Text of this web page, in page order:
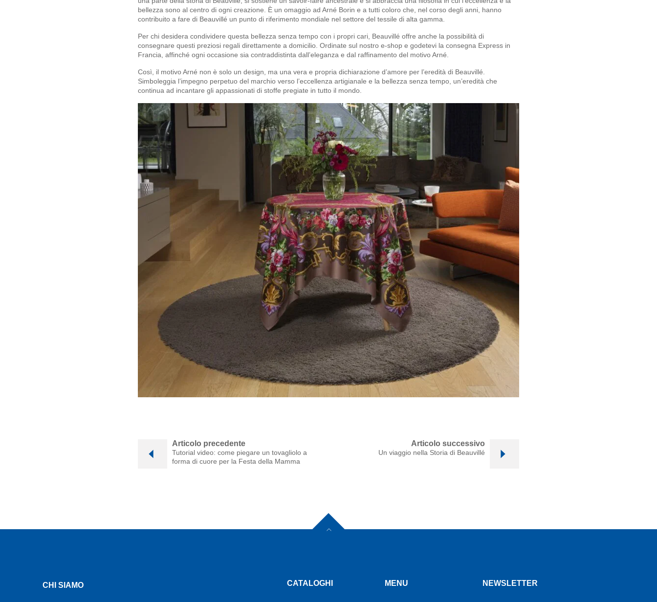
bellezza sono al centro di ogni creazione. È un omaggio ad Arné Borin e a tutti coloro che, nel corso degli anni, hanno
contribuito a fare di Beauvillé un punto di riferimento mondiale nel settore del tessile di alta gamma.
Per chi desidera condividere questa bellezza senza tempo con i propri cari, Beauvillé offre anche la possibilità di
consegnare questi preziosi regali direttamente a domicilio. Ordinate sul nostro e-shop e godetevi la consegna Express in
Francia, affinché ogni occasione sia contraddistinta dall’eleganza e dal raffinamento del motivo Arné.
Così, il motivo Arné non è solo un design, ma una vera e propria dichiarazione d’amore per l’eredità di Beauvillé.
Simboleggia l’impegno perpetuo del marchio verso l’eccellenza artigianale e la bellezza senza tempo, un’eredità che
continua ad incantare gli appassionati di stoffe pregiate in tutto il mondo.
Articolo precedente
Tutorial video: come piegare un tovagliolo a
forma di cuore per la Festa della Mamma
Articolo successivo
Un viaggio nella Storia di Beauvillé
CHI SIAMO CATALOGHI MENU NEWSLETTER